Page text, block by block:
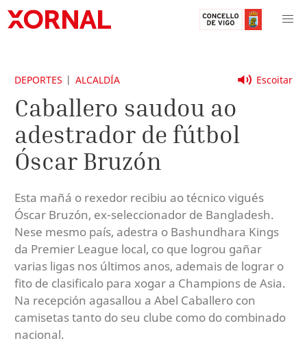
Escoitar
DEPORTES ALCALDÍA
Caballero saudou ao
adestrador de fútbol
Óscar Bruzón
Esta mañá o rexedor recibiu ao técnico vigués
Óscar Bruzón, ex-seleccionador de Bangladesh.
Nese mesmo país, adestra o Bashundhara Kings
da Premier League local, co que logrou gañar
varias ligas nos últimos anos, ademais de lograr o
fito de clasificalo para xogar a Champions de Asia.
Na recepción agasallou a Abel Caballero con
camisetas tanto do seu clube como do combinado
nacional.